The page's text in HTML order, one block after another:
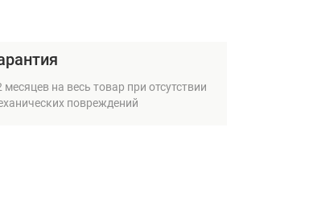
месяцев на весь товар при отсутствии
повреждений